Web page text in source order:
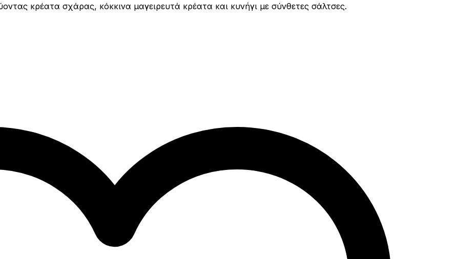
κρέατα σχάρας, κόκκινα μαγειρευτά κρέατα και κυνήγι με σύνθετες σάλτσες.